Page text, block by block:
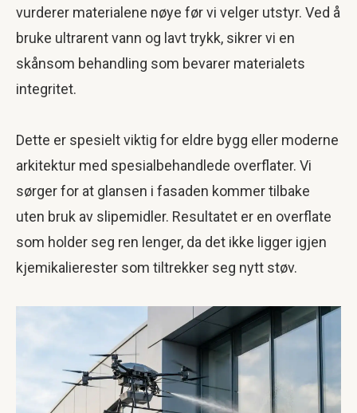
vurderer materialene nøye før vi velger utstyr. Ved å
bruke ultrarent vann og lavt trykk, sikrer vi en
skånsom behandling som bevarer materialets
integritet.
Dette er spesielt viktig for eldre bygg eller moderne
arkitektur med spesialbehandlede overflater. Vi
sørger for at glansen i fasaden kommer tilbake
uten bruk av slipemidler. Resultatet er en overflate
som holder seg ren lenger, da det ikke ligger igjen
kjemikalierester som tiltrekker seg nytt støv.